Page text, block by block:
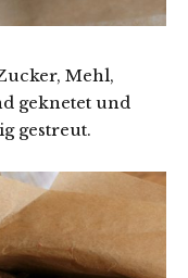
Mehl,
geknetet und
gestreut.